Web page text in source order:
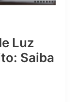
Luz
Saiba